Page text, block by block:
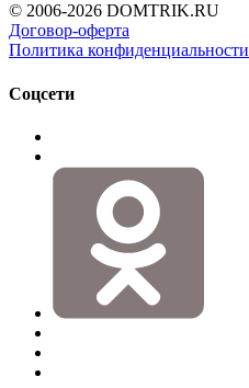
© 2006-2026 DOMTRIK.RU
Договор-оферта
Политика конфиденциальности
Соцсети